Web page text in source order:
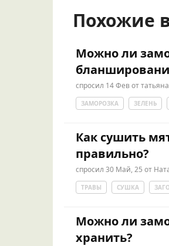
Похожие
Можно ли
спросил 14 Февоттатьяна
ЗАМОРОЗКА ЗЕЛЕНЬ
Как сушить
правильно?
спросил 30 Май, 25 от
ТРАВЫ СУШКА
Можно ли
хранить?